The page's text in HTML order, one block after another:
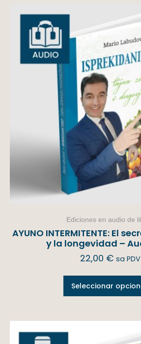
Ediciones en audio de
AYUNO INTERMITENTE: El
y la longevidad –
22,00 € sa PDV
Seleccionar